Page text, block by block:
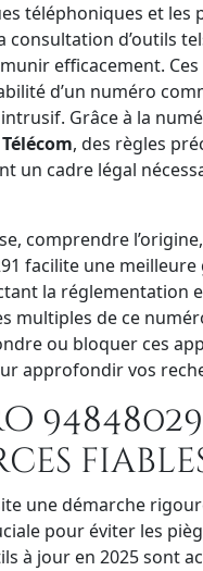
téléphoniques et les
consultation d’outils
efficacement. Ces
d’un numéro
Grâce à la
, des règles
un cadre légal
comprendre
facilite une meilleure
la réglementation
multiples de ce
ou bloquer ces
approfondir vos
une démarche
pour éviter les
à jour en 2025 sont